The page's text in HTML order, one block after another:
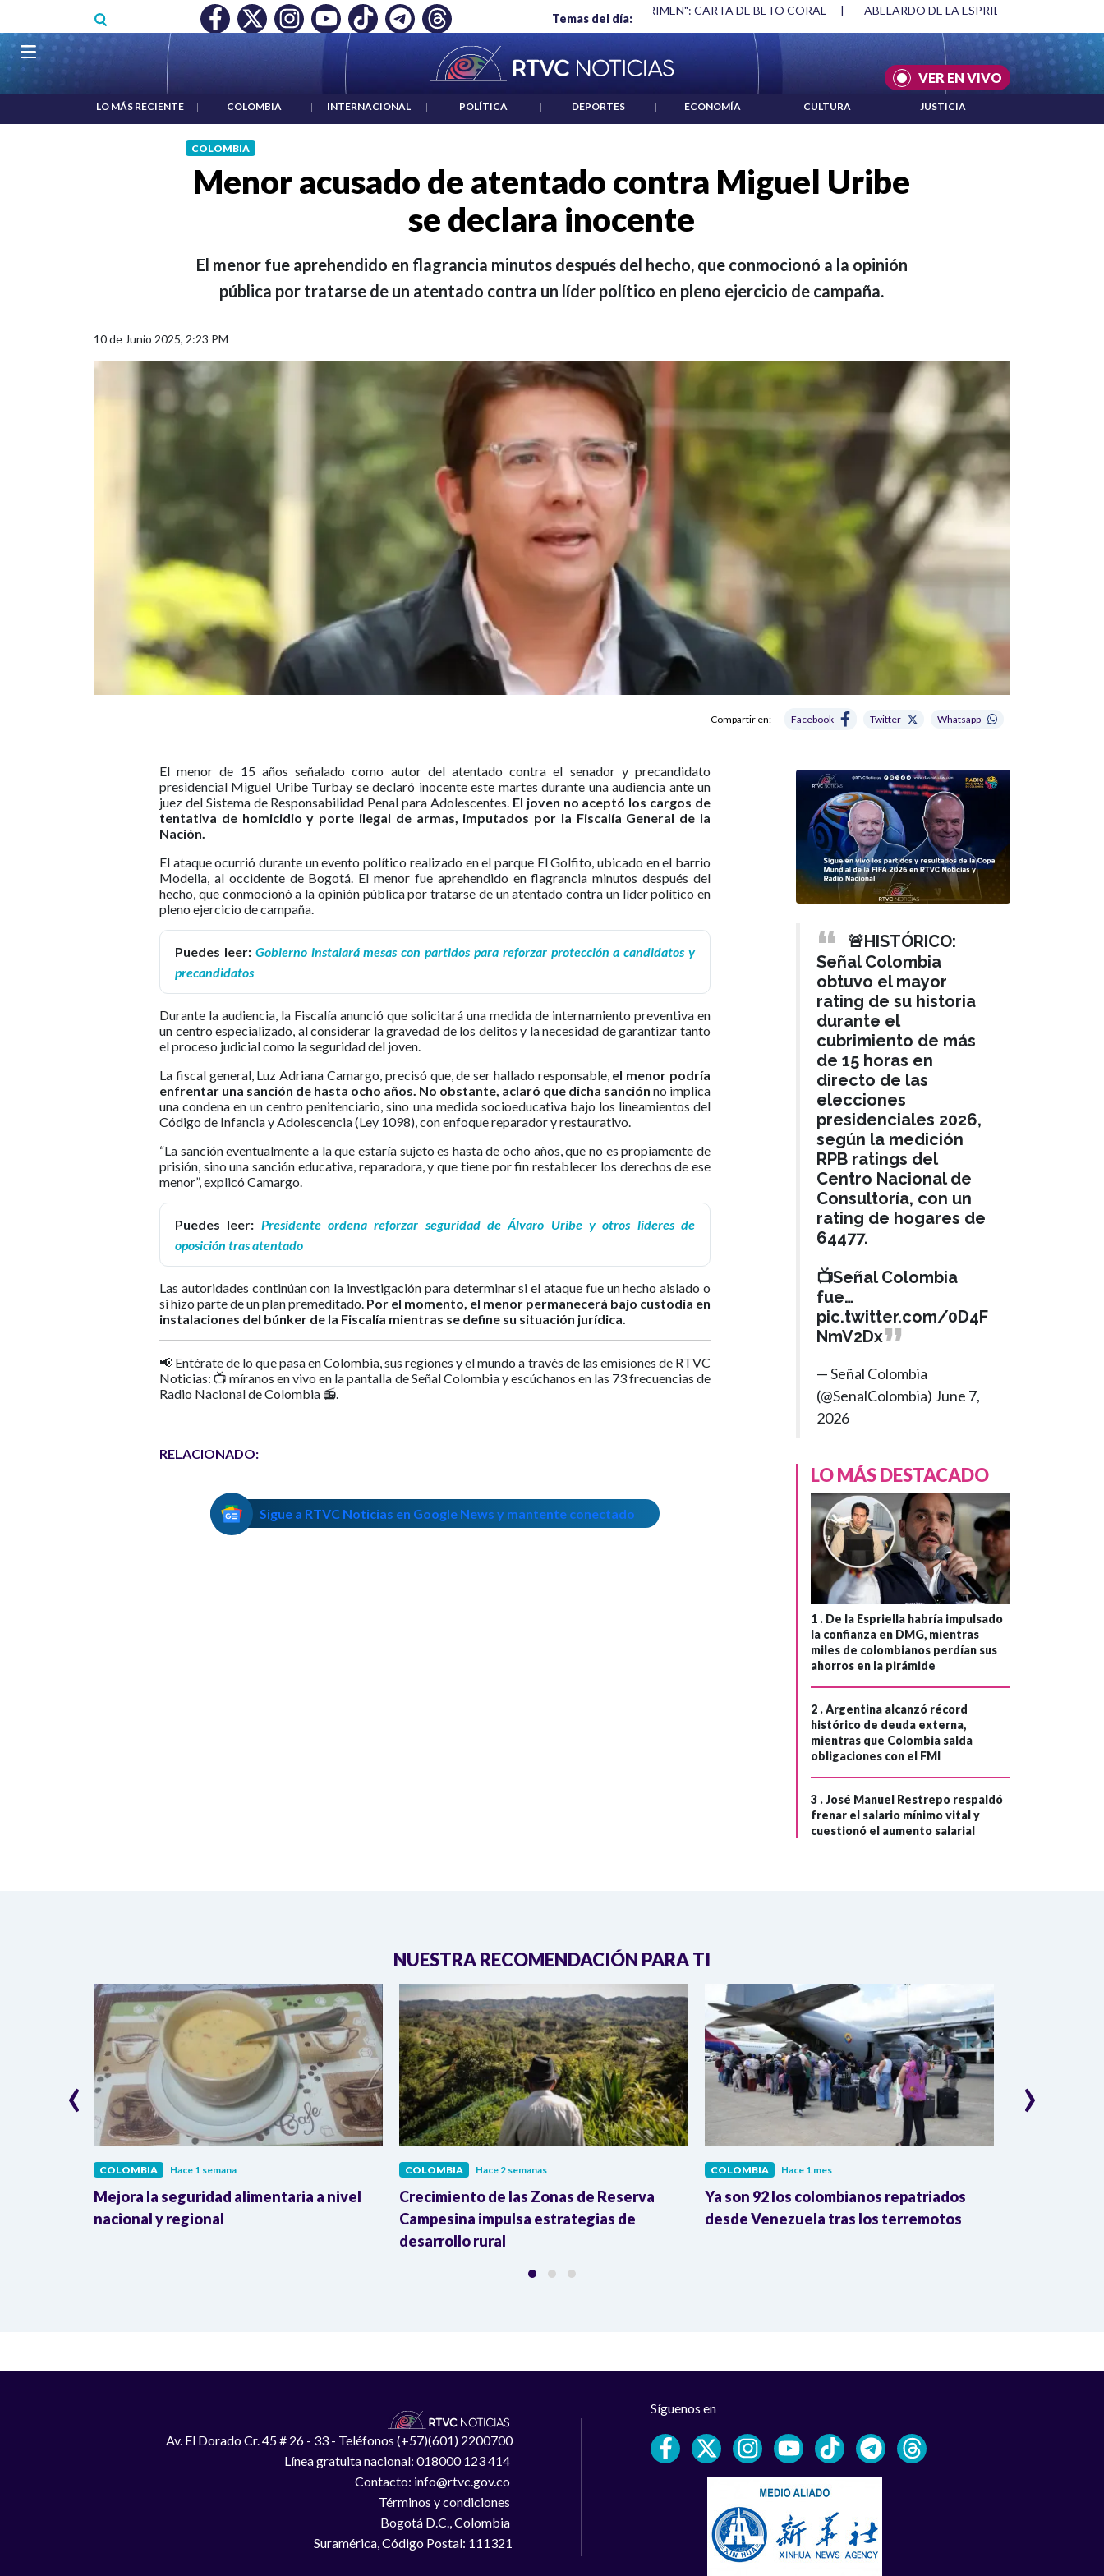
Temas del día:
MÍNIMO NO DESTRUYÓ EMPLEO: JP MORGAN | "HABLAR NO ES UN CRIMEN": CARTA DE BETO CORAL ABELARDO DE LA ESPRIELLA Y DMG | ACUERDOS ENTRE ESTADOS UNIDOS E
VER EN VIVO
Navegación principal
LO MÁS RECIENTE | COLOMBIA | INTERNACIONAL | POLÍTICA | DEPORTES | ECONOMÍA | CULTURA | JUSTICIA
COLOMBIA
Menor acusado de atentado contra Miguel Uribe
se declara inocente
El menor fue aprehendido en flagrancia minutos después del hecho, que conmocionó a la opinión
pública por tratarse de un atentado contra un líder político en pleno ejercicio de campaña.
10 de Junio 2025, 2:23 PM
Compartir en: Facebook Twitter Whatsapp
El menor de 15 años señalado como autor del atentado contra el senador y precandidato
presidencial Miguel Uribe Turbay se declaró inocente este martes durante una audiencia ante un
juez del Sistema de Responsabilidad Penal para Adolescentes. El joven no aceptó los cargos de
tentativa de homicidio y porte ilegal de armas, imputados por la Fiscalía General de la
Nación.
El ataque ocurrió durante un evento político realizado en el parque El Golfito, ubicado en el barrio
Modelia, al occidente de Bogotá. El menor fue aprehendido en flagrancia minutos después del
hecho, que conmocionó a la opinión pública por tratarse de un atentado contra un líder político en
pleno ejercicio de campaña.
Puedes leer: Gobierno instalará mesas con partidos para reforzar protección a candidatos y
precandidatos
Durante la audiencia, la Fiscalía anunció que solicitará una medida de internamiento preventiva en
un centro especializado, al considerar la gravedad de los delitos y la necesidad de garantizar tanto
el proceso judicial como la seguridad del joven.
La fiscal general, Luz Adriana Camargo, precisó que, de ser hallado responsable,el menor podría
enfrentar una sanción de hasta ocho años. No obstante, aclaró que dicha sanción no implica
una condena en un centro penitenciario, sino una medida socioeducativa bajo los lineamientos del
Código de Infancia y Adolescencia (Ley 1098), con enfoque reparador y restaurativo.
“La sanción eventualmente a la que estaría sujeto es hasta de ocho años, que no es propiamente de
prisión, sino una sanción educativa, reparadora, y que tiene por fin restablecer los derechos de ese
menor”, explicó Camargo.
Puedes leer: Presidente ordena reforzar seguridad de Álvaro Uribe y otros líderes de
oposición tras atentado
Las autoridades continúan con la investigación para determinar si el ataque fue un hecho aislado o
si hizo parte de un plan premeditado. Por el momento, el menor permanecerá bajo custodia en
instalaciones del búnker de la Fiscalía mientras se define su situación jurídica.
📢 Entérate de lo que pasa en Colombia, sus regiones y el mundo a través de las emisiones de RTVC
Noticias: 📺 míranos en vivo en la pantalla de Señal Colombia y escúchanos en las 73 frecuencias de
Radio Nacional de Colombia 📻.
RELACIONADO:
Sigue a RTVC Noticias en Google News y mantente conectado
🚨HISTÓRICO:
Señal Colombia
obtuvo el mayor
rating de su historia
durante el
cubrimiento de más
de 15 horas en
directo de las
elecciones
presidenciales 2026,
según la medición
RPB ratings del
Centro Nacional de
Consultoría, con un
rating de hogares de
64477.
📺Señal Colombia
fue…
pic.twitter.com/0D4F
NmV2Dx
— Señal Colombia
(@SenalColombia) June 7,
2026
LO MÁS DESTACADO
1 . De la Espriella habría impulsado
la confianza en DMG, mientras
miles de colombianos perdían sus
ahorros en la pirámide
2 .Argentina alcanzó récord
histórico de deuda externa,
mientras que Colombia salda
obligaciones con el FMI
3 .José Manuel Restrepo respaldó
frenar el salario mínimo vital y
cuestionó el aumento salarial
NUESTRA RECOMENDACIÓN PARA TI
COLOMBIA Hace 1 semana
Mejora la seguridad alimentaria a nivel
nacional y regional
COLOMBIA Hace 2 semanas
Crecimiento de las Zonas de Reserva
Campesina impulsa estrategias de
desarrollo rural
COLOMBIA Hace 1 mes
Ya son 92 los colombianos repatriados
desde Venezuela tras los terremotos
‹ ›
Av. El Dorado Cr. 45 # 26 - 33 - Teléfonos (+57)(601) 2200700
Línea gratuita nacional: 018000 123 414
Contacto: info@rtvc.gov.co
Términos y condiciones
Bogotá D.C., Colombia
Suramérica, Código Postal: 111321
Síguenos en